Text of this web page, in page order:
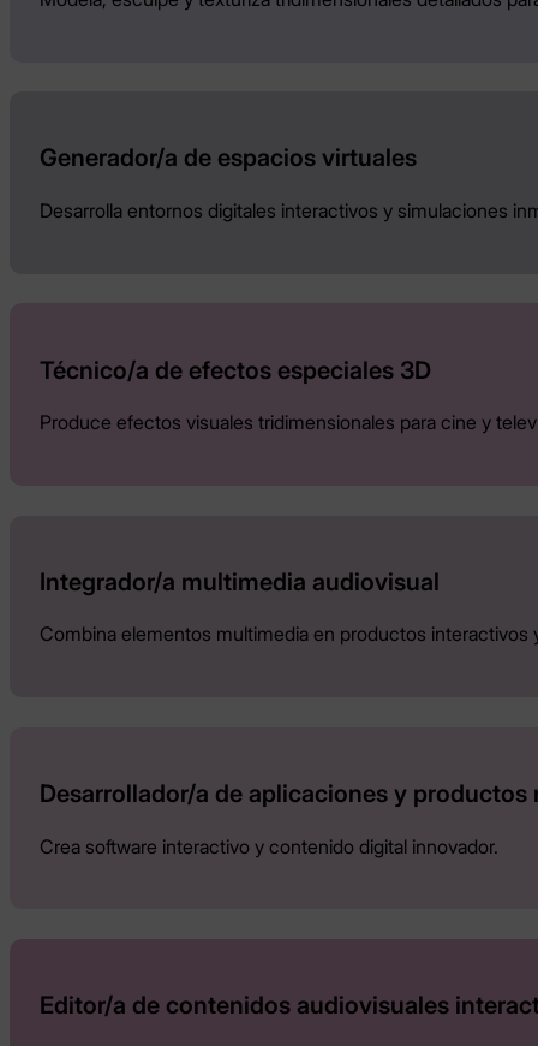
Generador/a de espacios virtuales
Desarrolla entornos digitales interactivos y simulaciones
Técnico/a de efectos especiales 3D
Produce efectos visuales tridimensionales para cine y
Integrador/a multimedia audiovisual
Combina elementos multimedia en productos interactivos
Desarrollador/a de aplicaciones y productos
Crea software interactivo y contenido digital innovador.
Editor/a de contenidos audiovisuales